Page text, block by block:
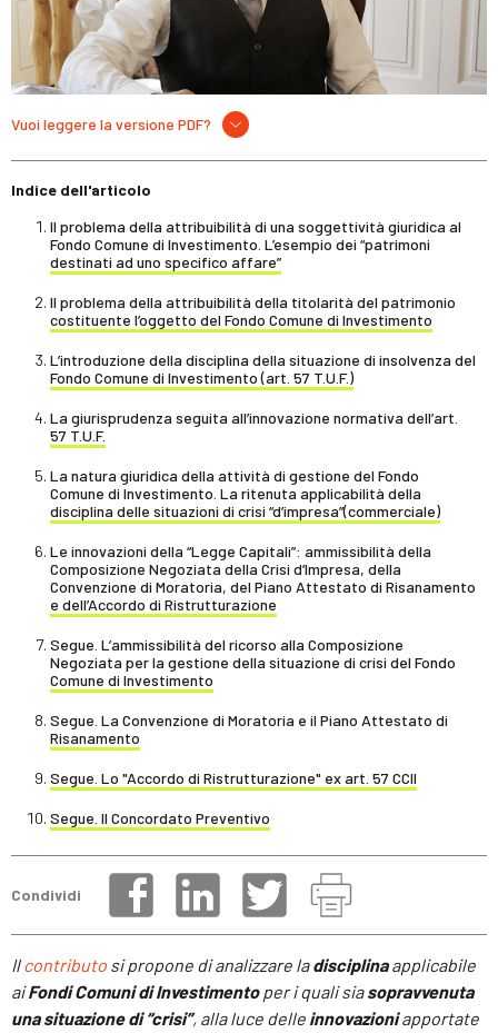
Vuoi leggere la versione PDF?
Indice dell'articolo
Il problema della attribuibilità di una soggettività giuridica al
Fondo Comune di Investimento. L’esempio dei “patrimoni
destinati ad uno specifico affare”
Il problema della attribuibilità della titolarità del patrimonio
costituente l’oggetto del Fondo Comune di Investimento
L’introduzione della disciplina della situazione di insolvenza del
Fondo Comune di Investimento (art. 57 T.U.F.)
La giurisprudenza seguita all’innovazione normativa dell’art.
57 T.U.F.
La natura giuridica della attività di gestione del Fondo
Comune di Investimento. La ritenuta applicabilità della
disciplina delle situazioni di crisi “d’impresa”(commerciale)
Le innovazioni della “Legge Capitali”: ammissibilità della
Composizione Negoziata della Crisi d’Impresa, della
Convenzione di Moratoria, del Piano Attestato di Risanamento
e dell’Accordo di Ristrutturazione
Segue. L’ammissibilità del ricorso alla Composizione
Negoziata per la gestione della situazione di crisi del Fondo
Comune di Investimento
Segue. La Convenzione di Moratoria e il Piano Attestato di
Risanamento
Segue. Lo "Accordo di Ristrutturazione" ex art. 57 CCII
Segue. Il Concordato Preventivo
Condividi
Ilcontributo si propone di analizzare ladisciplinaapplicabile
aiFondi Comuni di Investimentoper i quali siasopravvenuta
una situazione di “crisi”, alla luce delle innovazioniapportate